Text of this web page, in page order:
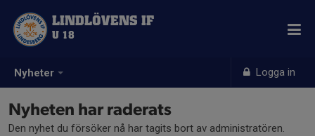
Nyheter Logga in
LINDLÖVENS IF
U 18
Nyheten har raderats
Den nyhet du försöker nå har tagits bort av administratören.